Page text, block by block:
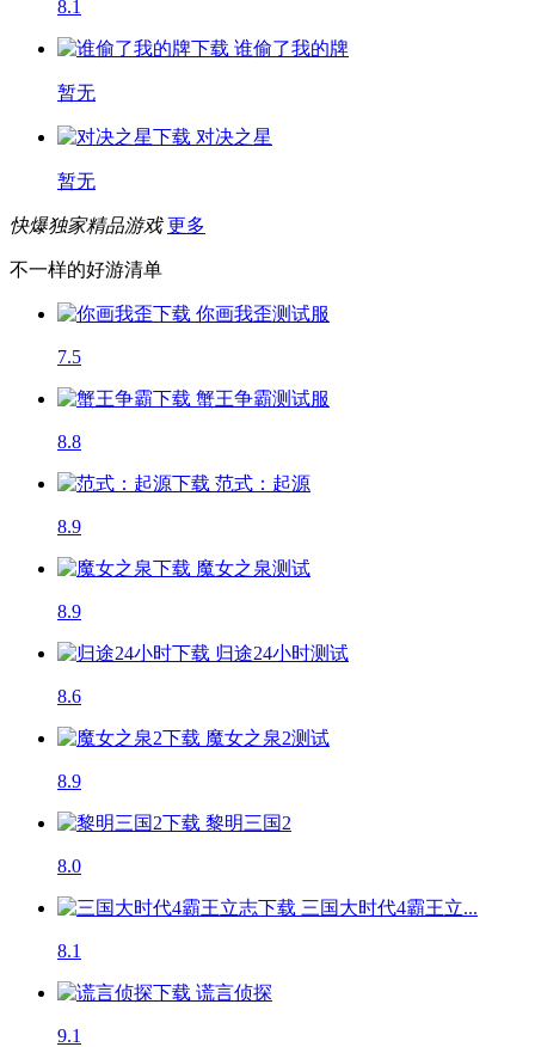
8.1
谁偷了我的牌
暂无
对决之星
暂无
快爆独家精品游戏 更多
不一样的好游清单
你画我歪测试服
7.5
蟹王争霸测试服
8.8
范式：起源
8.9
魔女之泉测试
8.9
归途24小时测试
8.6
魔女之泉2测试
8.9
黎明三国2
8.0
三国大时代4霸王立...
8.1
谎言侦探
9.1